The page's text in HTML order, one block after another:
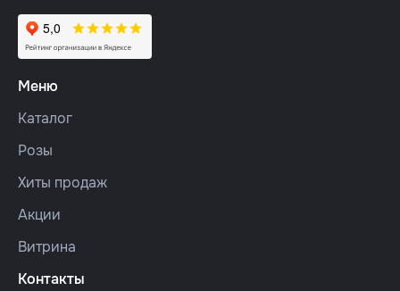
Меню
Каталог
Розы
Хиты продаж
Акции
Витрина
Контакты